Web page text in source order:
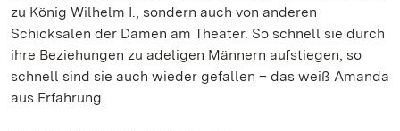
zu König Wilhelm I., sondern auch von anderen
Schicksalen der Damen am Theater. So schnell sie durch
ihre Beziehungen zu adeligen Männern aufstiegen, so
schnell sind sie auch wieder gefallen – das weiß Amanda
aus Erfahrung.